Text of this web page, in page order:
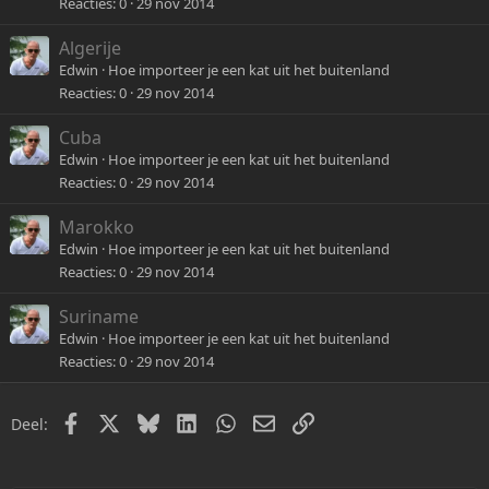
Algerije
Edwin
Hoe importeer je een kat uit het buitenland
Reacties 0 29 nov 2014
Cuba
Edwin
Hoe importeer je een kat uit het buitenland
Reacties 0 29 nov 2014
Marokko
Edwin
Hoe importeer je een kat uit het buitenland
Reacties 0 29 nov 2014
Suriname
Edwin
Hoe importeer je een kat uit het buitenland
Reacties 0 29 nov 2014
Deel: Facebook BlueskyLinkedInWhatsApp
E-mailLink